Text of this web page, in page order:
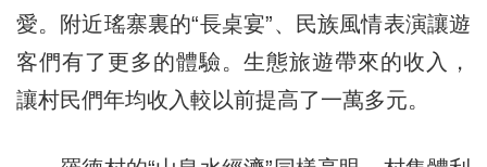
愛。附近瑤寨裏的“長桌宴”、民族風情表演讓遊
客們有了更多的體驗。生態旅遊帶來的收入，
讓村民們年均收入較以前提高了一萬多元。